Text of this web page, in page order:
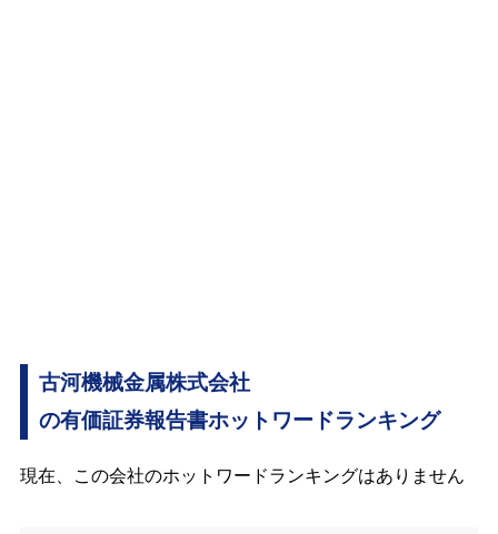
古河機械金属株式会社
の有価証券報告書ホットワードランキング
現在、この会社のホットワードランキングはありません